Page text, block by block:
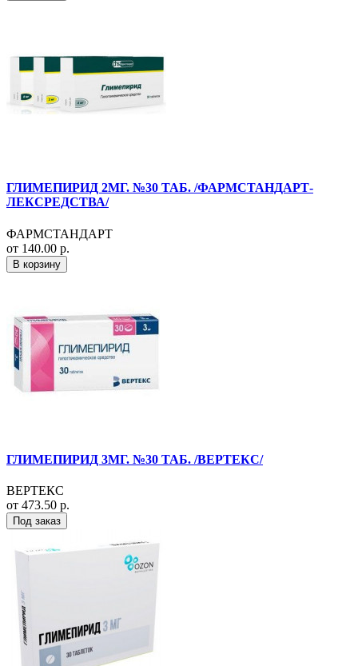
ГЛИМЕПИРИД 2МГ. №30 ТАБ. /ФАРМСТАНДАРТ-
ЛЕКСРЕДСТВА/
ФАРМСТАНДАРТ
от 140.00 р.
В корзину
ГЛИМЕПИРИД 3МГ. №30 ТАБ. /ВЕРТЕКС/
ВЕРТЕКС
от 473.50 р.
Под заказ